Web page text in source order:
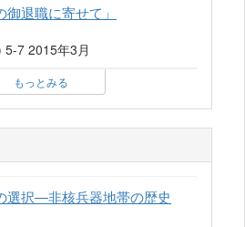
御退職に寄せて」
5-7 2015年3月
もっとみる
選択―非核兵器地帯の歴史